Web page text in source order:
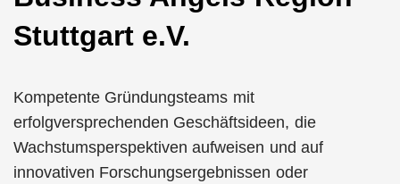
Stuttgart e.V.
Kompetente Gründungsteams mit
erfolgversprechenden Geschäftsideen, die
Wachstumsperspektiven aufweisen und auf
innovativen Forschungsergebnissen oder